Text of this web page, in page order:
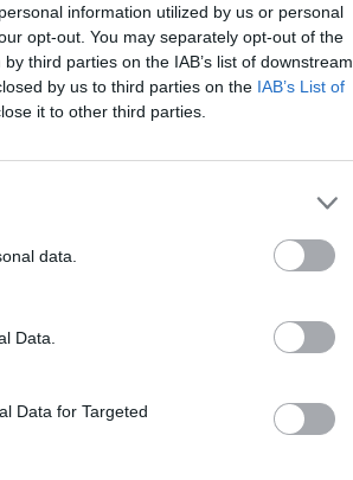
information utilized by us or personal
opt-out. You may separately opt-out of the
third parties on the IAB’s list of downstream
by us to third parties on the IAB’s List of
it to other third parties.
data.
Data.
Data for Targeted